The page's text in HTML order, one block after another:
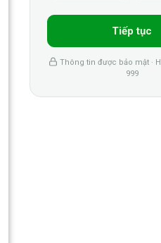
Tiếp tục
Thông tin được bảo mật ·
999